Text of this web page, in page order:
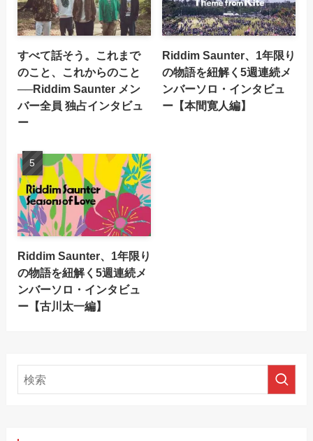
すべて話そう。これまで
のこと、これからのこと
──Riddim Saunter メン
バー全員 独占インタビュ
ー
Riddim Saunter、1年限り
の物語を紐解く5週連続メ
ンバーソロ・インタビュ
ー【本間寛人編】
Riddim Saunter、1年限り
の物語を紐解く5週連続メ
ンバーソロ・インタビュ
ー【古川太一編】